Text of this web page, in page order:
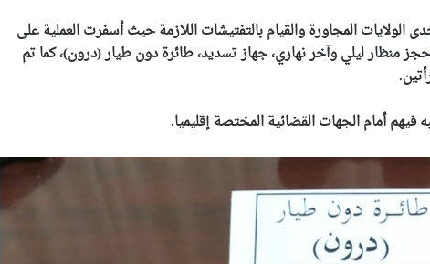
المجاورة والقيام بالتفتيشات اللازمة حيث أسفرت العملية على
مختلف، حجز منظار ليلي وآخر نهاري، جهاز تسديد، طائرة دون طيار (درون)، كما تم
فيهم أمام الجهات القضائية المختصة إقليميا.